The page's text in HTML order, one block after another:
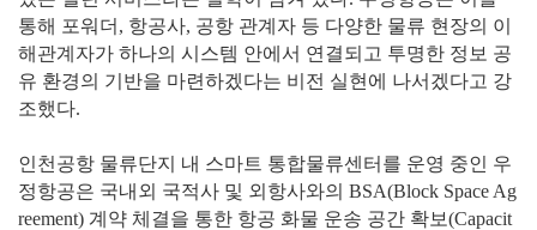
통해 포워더, 항공사, 공항 관계자 등 다양한 물류 현장의 이
해관계자가 하나의 시스템 안에서 연결되고 투명한 정보 공
유 환경의 기반을 마련하겠다는 비전 실현에 나서겠다고 강
조했다.
인천공항 물류단지 내 스마트 통합물류센터를 운영 중인 우
정항공은 국내외 국적사 및 외항사와의 BSA(Block Space Ag
reement) 계약 체결을 통한 항공 화물 운송 공간 확보(Capacit